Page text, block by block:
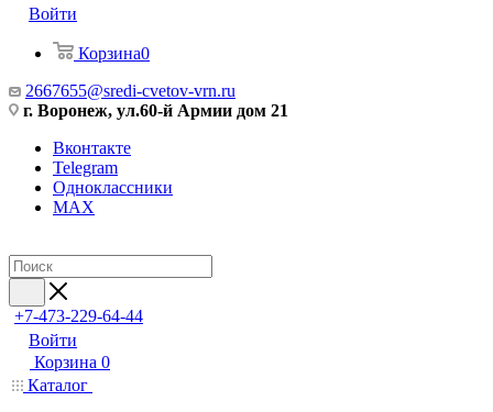
Войти
Корзина0
2667655@sredi-cvetov-vrn.ru
г. Воронеж, ул.60-й Армии дом 21
Вконтакте
Telegram
Одноклассники
MAX
+7-473-229-64-44
Войти
Корзина 0
Каталог